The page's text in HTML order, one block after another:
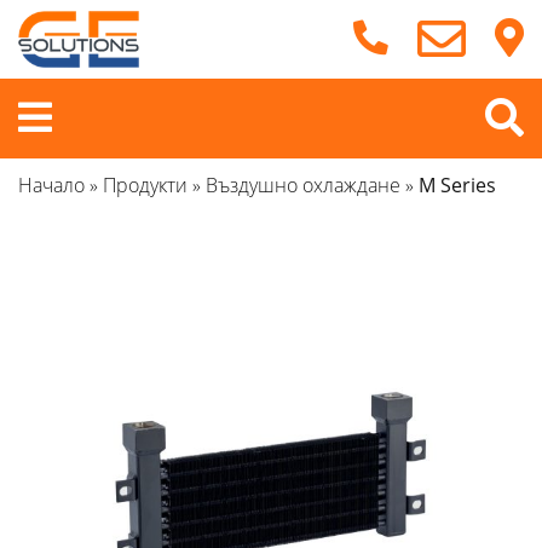
Продължете
към
съдържанието
Меню
Начало» Продукти » Въздушно охлаждане » M Series